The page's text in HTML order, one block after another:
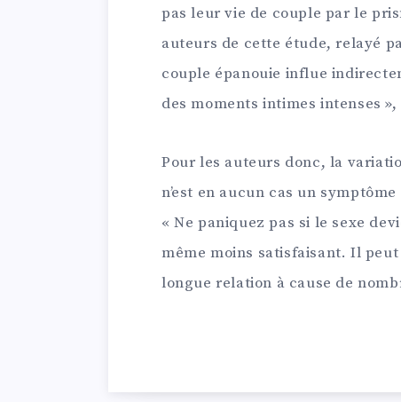
pas leur vie de couple par le
auteurs de cette étude, relayé
couple épanouie influe
des moments intimes intenses
Pour les auteurs donc, la
n’est en aucun cas un
« Ne paniquez pas si le sexe
même moins satisfaisant. Il
longue relation à cause de